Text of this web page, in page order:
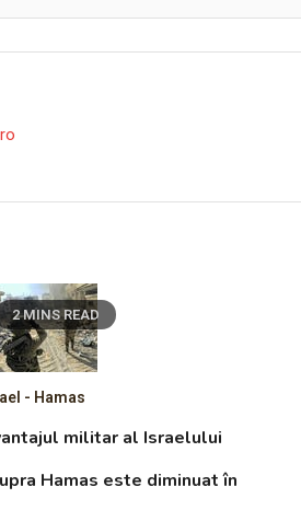
2 MINS READ
- Hamas
militar al Israelului
Hamas este diminuat în